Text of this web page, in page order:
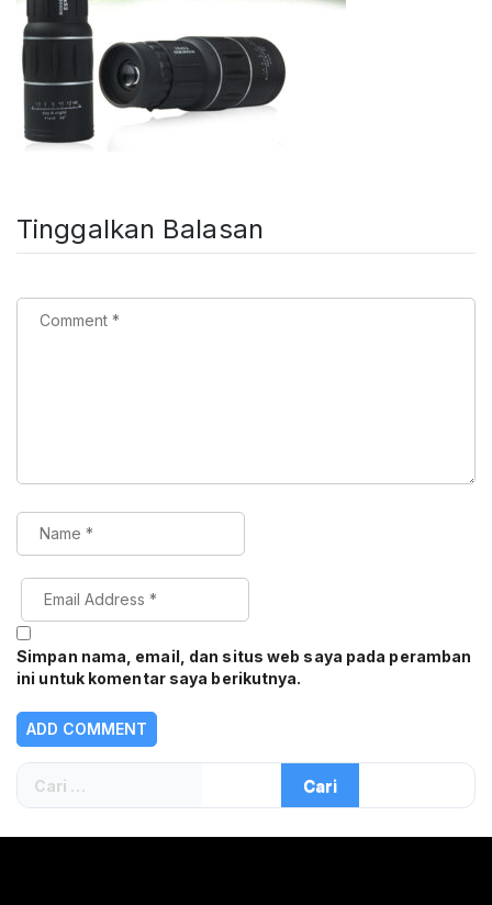
Tinggalkan Balasan
Simpan nama, email, dan situs web saya pada peramban
ini untuk komentar saya berikutnya.
Cari
untuk: